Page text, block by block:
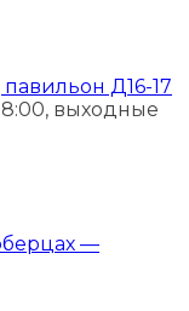
Д16-17
выходные